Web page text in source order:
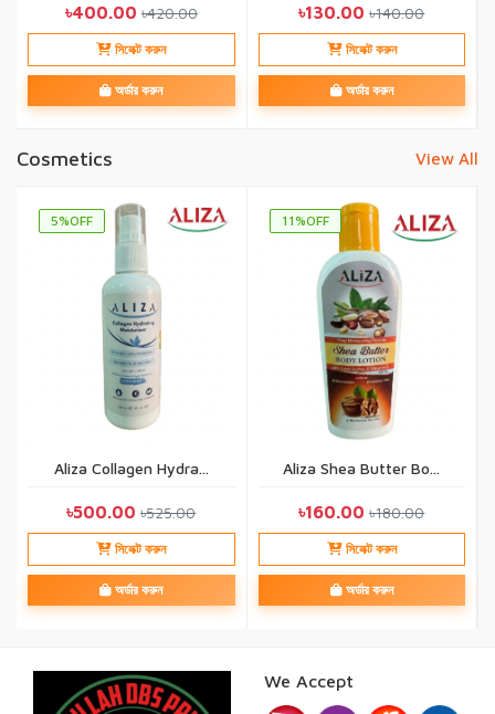
৳400.00 ৳420.00
সিলেক্ট করুন
অর্ডার করুন
৳130.00 ৳140.00
সিলেক্ট করুন
অর্ডার করুন
Cosmetics View All
5%OFF
Aliza Collagen Hydra...
৳500.00 ৳525.00
সিলেক্ট করুন
অর্ডার করুন
11%OFF
Aliza Shea Butter Bo...
৳160.00 ৳180.00
সিলেক্ট করুন
অর্ডার করুন
We Accept